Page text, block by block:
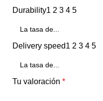
Durability1 2 3 4 5
Delivery speed1 2 3 4 5
Tu valoración *